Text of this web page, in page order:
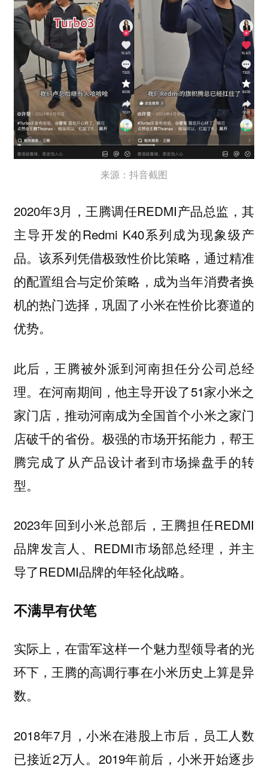
来源：抖音截图
2020年3月，王腾调任REDMI产品总监，其
主导开发的Redmi K40系列成为现象级产
品。该系列凭借极致性价比策略，通过精准
的配置组合与定价策略，成为当年消费者换
机的热门选择，巩固了小米在性价比赛道的
优势。
此后，王腾被外派到河南担任分公司总经
理。在河南期间，他主导开设了51家小米之
家门店，推动河南成为全国首个小米之家门
店破千的省份。极强的市场开拓能力，帮王
腾完成了从产品设计者到市场操盘手的转
型。
2023年回到小米总部后，王腾担任REDMI
品牌发言人、REDMI市场部总经理，并主
导了REDMI品牌的年轻化战略。
不满早有伏笔
实际上，在雷军这样一个魅力型领导者的光
环下，王腾的高调行事在小米历史上算是异
数。
2018年7月，小米在港股上市后，员工人数
已接近2万人。2019年前后，小米开始逐步